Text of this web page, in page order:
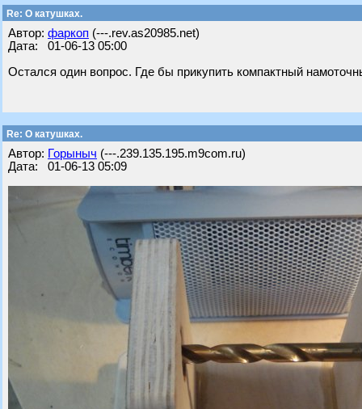
Re: О катушках.
Автор: фаркоп (---.rev.as20985.net)
Дата: 01-06-13 05:00
Остался один вопрос. Где бы прикупить компактный
Re: О катушках.
Автор: Горыныч (---.239.135.195.m9com.ru)
Дата: 01-06-13 05:09